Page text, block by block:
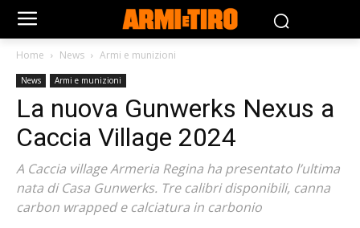
Home News Armi e munizioni
News Armi e munizioni
La nuova Gunwerks Nexus a
Caccia Village 2024
A Caccia village Armeria Regina ha presentato l’ultima
nata di Casa Gunwerks. Tre calibri disponibili, canna
carbon wrapped e calciatura in carbonio